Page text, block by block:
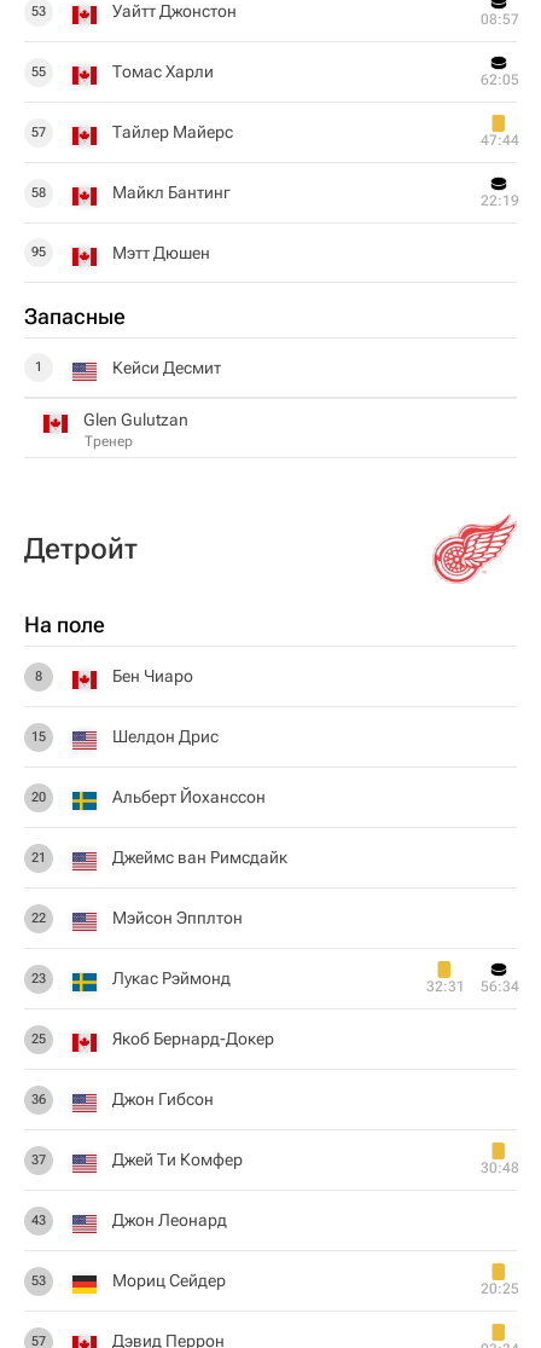
53 Уайтт Джонстон 08:57
55 Томас Харли 62:05
57 Тайлер Майерс 47:44
58 Майкл Бантинг 22:19
95 Мэтт Дюшен
Запасные
1 Кейси Десмит
Glen Gulutzan
Тренер
Детройт
На поле
8 Бен Чиаро
15 Шелдон Дрис
20 Альберт Йоханссон
21 Джеймс ван Римсдайк
22 Мэйсон Эпплтон
23 Лукас Рэймонд 32:31 56:34
25 Якоб Бернард-Докер
36 Джон Гибсон
37 Джей Ти Комфер 30:48
43 Джон Леонард
53 Мориц Сейдер 20:25
57 Дэвид Перрон